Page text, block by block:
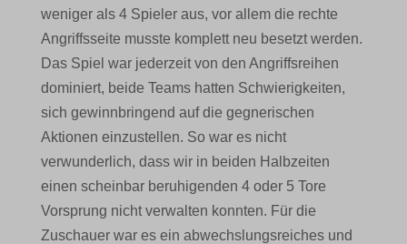
weniger als 4 Spieler aus, vor allem die rechte
Angriffsseite musste komplett neu besetzt werden.
Das Spiel war jederzeit von den Angriffsreihen
dominiert, beide Teams hatten Schwierigkeiten,
sich gewinnbringend auf die gegnerischen
Aktionen einzustellen. So war es nicht
verwunderlich, dass wir in beiden Halbzeiten
einen scheinbar beruhigenden 4 oder 5 Tore
Vorsprung nicht verwalten konnten. Für die
Zuschauer war es ein abwechslungsreiches und